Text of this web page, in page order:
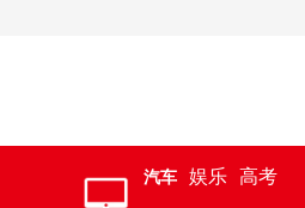
汽车 娱乐 高考